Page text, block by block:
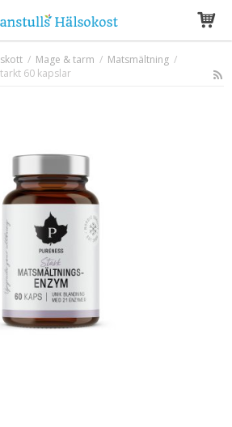
har blivit tillagd i varukorgen
/ Mage & tarm / Matsmältning /
60 kapslar